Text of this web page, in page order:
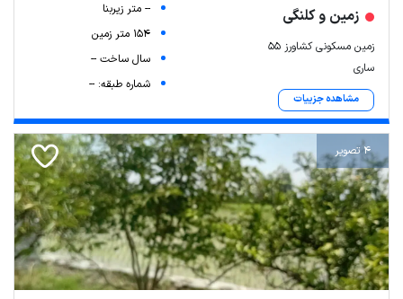
زمین و کلنگی
زمین مسکونی کشاورز 55
ساری
مشاهده جزییات
-- متر زیربنا
154 متر زمین
سال ساخت --
شماره طبقه: --
4 تصویر